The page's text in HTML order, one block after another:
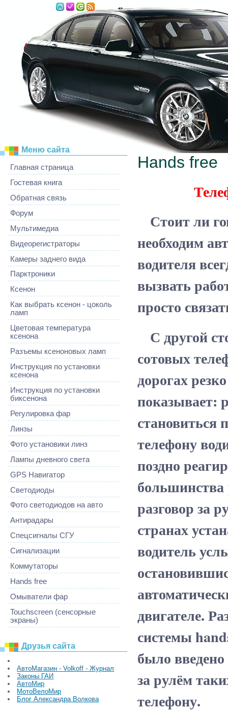
Меню сайта
Главная страница
Гостевая книга
Обратная связь
Форум
Мультимедиа
Видеорегистраторы
Камеры заднего вида
Парктроники
Ксенон
Как выбрать ксенон - цоколь
ламп
Цветовая температура
ксенона
Разъемы ксеноновых ламп
Инструкция по установки
ксенона
Инструкция по установки
биксенона
Регулировка фар
Линзы
Фото установики линз
Лампы дневного света
GPS Навигатор
Светодиоды
Фото светодиодов на авто
Антирадары
Спецсигналы СГУ
Сигнализации
Коммутаторы
Hands free
Омыватели фар
Touchscreen (сенсорные
экраны)
Друзья сайта
АвтоМагазин - Volkoff - Журнал
Законы ГАИ
АвтоМир
МотоВелоМир
Блог Александра Волкова
Hands free
Стоит ли
необходим
водителя
вызвать
просто
С другой
сотовых
дорогах
показывает:
становиться
телефону
поздно
разговор за
странах
водитель
двигателе.
системы
было введено
за рулём
телефону.